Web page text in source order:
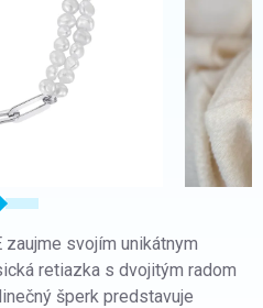
zaujme svojím unikátnym
retiazka s dvojitým radom
šperk predstavuje